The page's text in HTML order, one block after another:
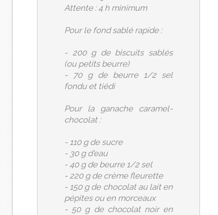
Attente : 4 h minimum
Pour le fond sablé rapide :
- 200 g de biscuits sablés
(ou petits beurre)
- 70 g de beurre 1/2 sel
fondu et tiédi
Pour la ganache caramel-
chocolat :
- 110 g de sucre
- 30 g d'eau
- 40 g de beurre 1/2 sel
- 220 g de crème fleurette
- 150 g de chocolat au lait en
pépites ou en morceaux
- 50 g de chocolat noir en